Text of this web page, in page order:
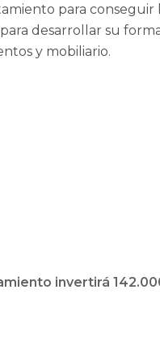
para conseguir
desarrollar su
y mobiliario.
invertirá